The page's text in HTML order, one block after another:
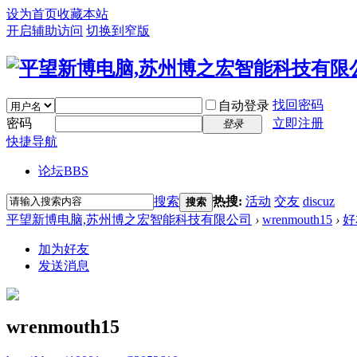
设为首页收藏本站
开启辅助访问 切换到窄版
自动登录 找回密码
密码
登录
立即注册
快捷导航
论坛BBS
搜索 搜索 热搜: 活动 交友 discuz
平望新博电脑,苏州博之宏智能科技有限公司 › wrenmouth15 ›
加为好友
发送消息
wrenmouth15